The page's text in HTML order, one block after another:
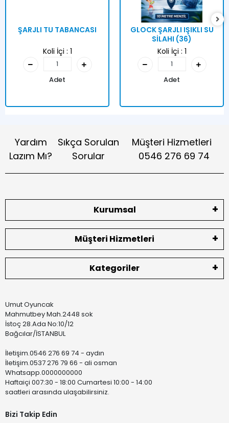
ŞARJLI TU TABANCASI
Koli İçi : 1
Adet
GLOCK ŞARJLI IŞIKLI SU
SİLAHI (36)
Koli İçi : 1
Adet
Yardım
Lazım Mı?
Sıkça Sorulan
Sorular
Müşteri Hizmetleri
0546 276 69 74
Kurumsal
Müşteri Hizmetleri
Kategoriler
Umut Oyuncak
Mahmutbey Mah.2448 sok
İstoç 28.Ada No:10/12
Bağcılar/İSTANBUL
İletişim.0546 276 69 74 - aydın
İletişim.0537 276 79 66 - ali osman
Whatsapp.0000000000
Haftaiçi 007:30 - 18:00 Cumartesi 10:00 - 14:00
saatleri arasında ulaşabilirsiniz.
Bizi Takip Edin